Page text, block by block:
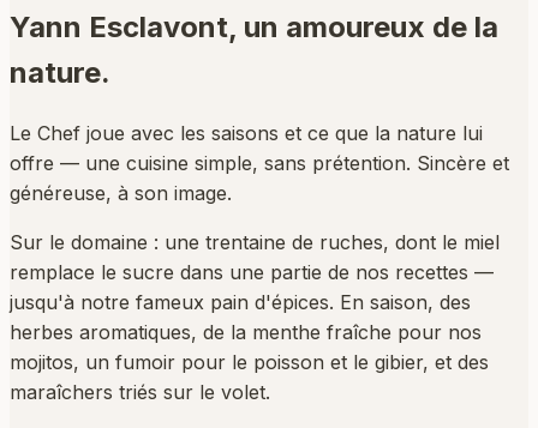
Yann Esclavont, un amoureux de la
nature.
Le Chef joue avec les saisons et ce que la nature lui
offre — une cuisine simple, sans prétention. Sincère et
généreuse, à son image.
Sur le domaine : une trentaine de ruches, dont le miel
remplace le sucre dans une partie de nos recettes —
jusqu'à notre fameux pain d'épices. En saison, des
herbes aromatiques, de la menthe fraîche pour nos
mojitos, un fumoir pour le poisson et le gibier, et des
maraîchers triés sur le volet.